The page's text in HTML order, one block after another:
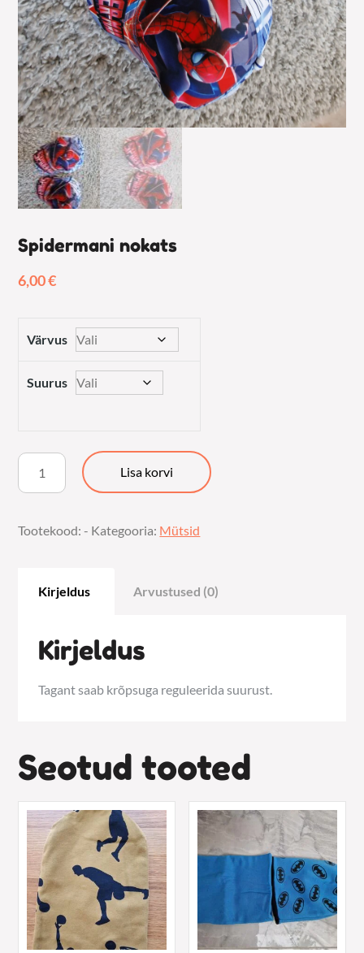
Spidermani nokats
6,00€
Värvus
Suurus
Spidermani
nokats
Lisa korvi
Tootekood:- Kategooria: Mütsid
Kirjeldus Arvustused (0)
Kirjeldus
Tagant saab krõpsuga reguleerida suurust.
Seotud tooted